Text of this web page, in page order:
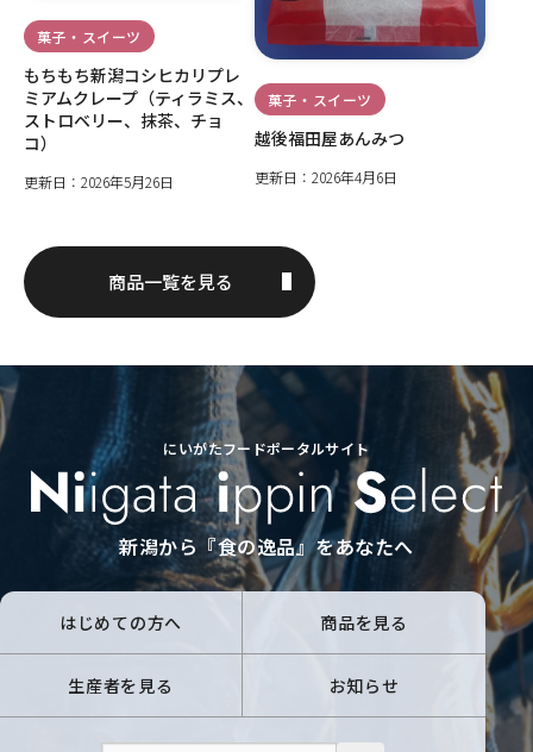
菓子・スイーツ
もちもち新潟コシヒカリプレ
ミアムクレープ（ティラミス、
ストロベリー、抹茶、チョ
コ）
更新日：2026年5月26日
菓子・スイーツ
越後福田屋あんみつ
更新日：2026年4月6日
商品一覧を見る
にいがたフードポータルサイト
新潟から『食の逸品』をあなたへ
はじめての方へ 商品を見る
生産者を見る お知らせ